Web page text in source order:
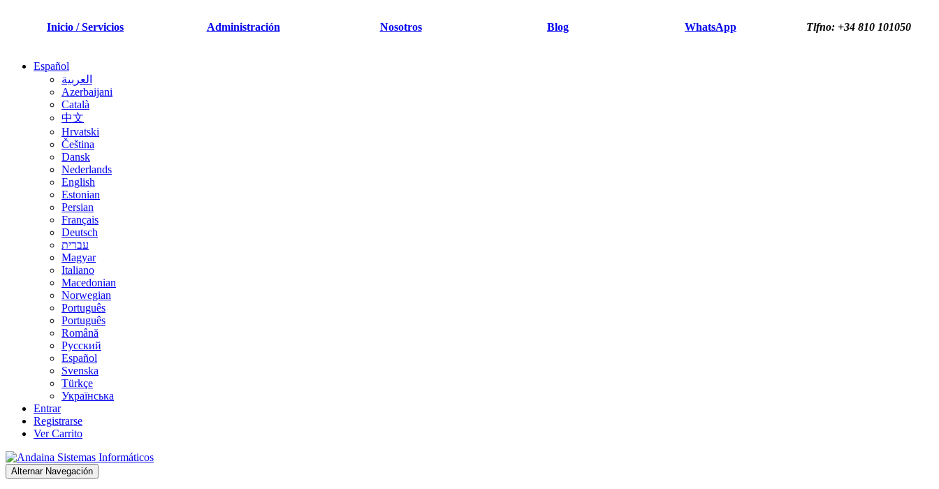
Inicio / Servicios Administración Nosotros Blog WhatsApp Tlfno: +34 810 101050
Español
العربية
Azerbaijani
Català
中文
Hrvatski
Čeština
Dansk
Nederlands
English
Estonian
Persian
Français
Deutsch
עברית
Magyar
Italiano
Macedonian
Norwegian
Português
Português
Română
Русский
Español
Svenska
Türkçe
Українська
Entrar
Registrarse
Ver Carrito
Alternar Navegación